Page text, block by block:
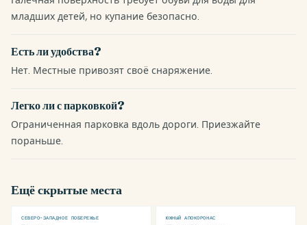
младших детей, но купание безопасно.
Есть ли удобства?
Нет. Местные привозят своё снаряжение.
Легко ли с парковкой?
Ограниченная парковка вдоль дороги. Приезжайте
пораньше.
Ещё скрытые места
СЕВЕРО-ЗАПАДНОЕ ПОБЕРЕЖЬЕ ЮЖНЫЙ АПОКОРОНАС